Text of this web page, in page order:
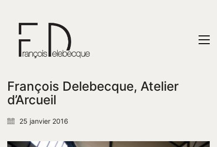
François Delebecque, Atelier
d’Arcueil
25 janvier 2016